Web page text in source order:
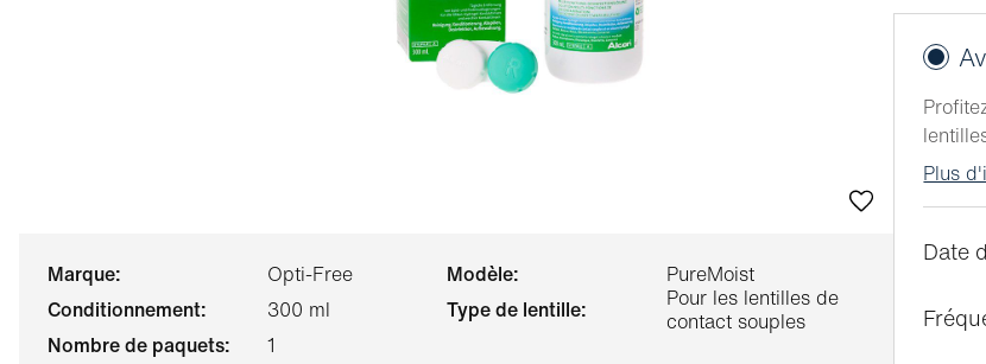
marque: Opti-Free modèle:
PureMoist
conditionnement:
300 ml type de lentille:
Pour les lentilles de
contact souples
nombre de paquets:
1
Plus
Date